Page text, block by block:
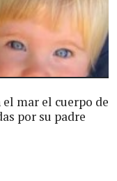
mar el cuerpo de
por su padre